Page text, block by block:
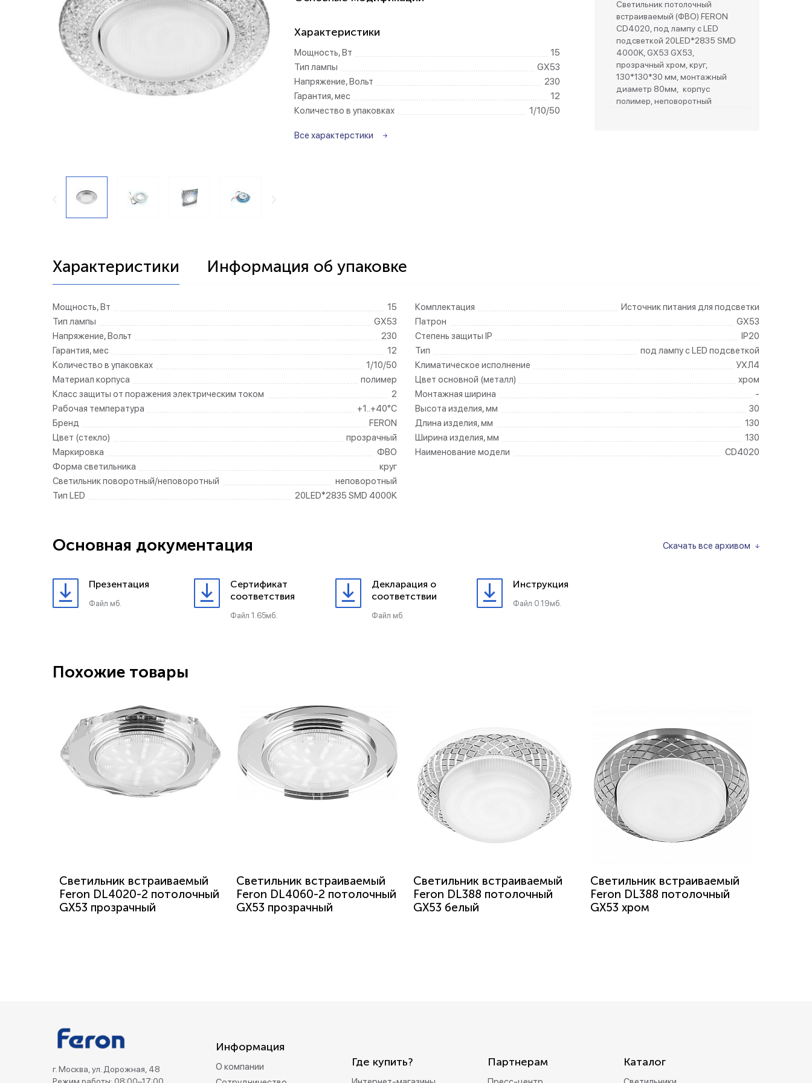
Беспроводные выключатели
Контроллеры и реле 220в Розетки садово-парковые
Характеристики
Мощность, Вт
15
Тип лампы
GX53
Напряжение, Вольт
230
Гарантия, мес
12
Количество в упаковках
1/10/50
Все характерстики
Светильник потолочный
встраиваемый (ФВО) FERON
CD4020, под лампу с LED
подсветкой 20LED*2835 SMD
4000K, GX53 GX53,
прозрачный хром, круг,
130*130*30 мм, монтажный
диаметр 80мм, корпус
полимер, неповоротный
Характеристики Информация об упаковке
Мощность, Вт
15
Тип лампы
GX53
Напряжение, Вольт
230
Гарантия, мес
12
Количество в упаковках
1/10/50
Материал корпуса
полимер
Класс защиты от поражения электрическим током
2
Рабочая температура
+1..+40°C
Бренд
FERON
Цвет (стекло)
прозрачный
Маркировка
ФВО
Форма светильника
круг
Светильник поворотный/неповоротный
неповоротный
Тип LED
20LED*2835 SMD 4000K
Комплектация
Источник питания для подсветки
Патрон
GX53
Степень защиты IP
IP20
Тип
под лампу с LED подсветкой
Климатическое исполнение
УХЛ4
Цвет основной (металл)
хром
Монтажная ширина
-
Высота изделия, мм
30
Длина изделия, мм
130
Ширина изделия, мм
130
Наименование модели
CD4020
Скачать все архивом
Основная документация
Презентация
Файл мб.
Сертификат
соответствия
Файл 1.65мб.
Декларация о
соответствии
Файл мб.
Инструкция
Файл 0.19мб.
Похожие товары
Светильник встраиваемый
Feron DL4020-2 потолочный
GX53 прозрачный
Светильник встраиваемый
Feron DL4060-2 потолочный
GX53 прозрачный
Светильник встраиваемый
Feron DL388 потолочный
GX53 белый
Светильник встраиваемый
Feron DL388 потолочный
GX53 хром
г. Москва, ул. Дорожная, 48
Информация
О компании
Где купить? Партнерам Каталог